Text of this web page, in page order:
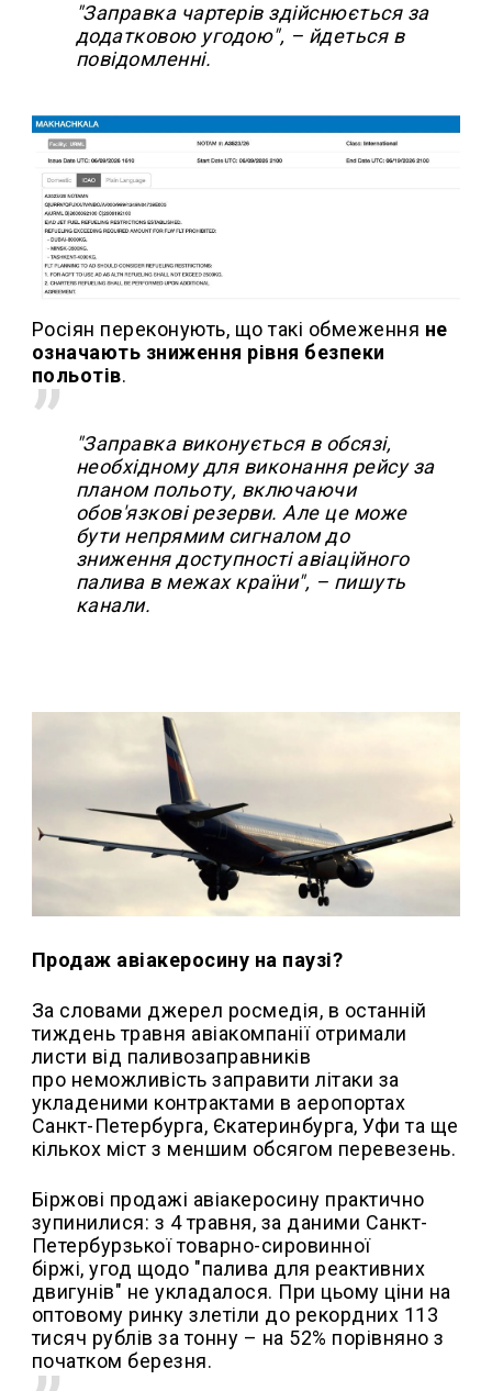
"Заправка чартерів здійснюється за
додатковою угодою", – йдеться в
повідомленні.
Росіян переконують, що такі обмеження не
означають зниження рівня безпеки
польотів.
"Заправка виконується в обсязі,
необхідному для виконання рейсу за
планом польоту, включаючи
обов'язкові резерви. Але це може
бути непрямим сигналом до
зниження доступності авіаційного
палива в межах країни", – пишуть
канали.
Продаж авіакеросину на паузі?
За словами джерел росмедія, в останній
тиждень травня авіакомпанії отримали
листи від паливозаправників
про неможливість заправити літаки за
укладеними контрактами в аеропортах
Санкт-Петербурга, Єкатеринбурга, Уфи та ще
кількох міст з меншим обсягом перевезень.
Біржові продажі авіакеросину практично
зупинилися: з 4 травня, за даними Санкт-
Петербурзької товарно-сировинної
біржі, угод щодо "палива для реактивних
двигунів" не укладалося. При цьому ціни на
оптовому ринку злетіли до рекордних 113
тисяч рублів за тонну – на 52% порівняно з
початком березня.